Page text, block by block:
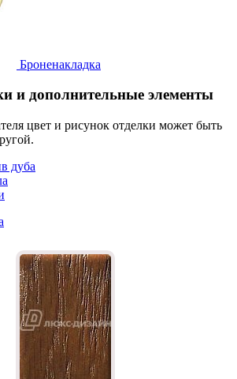
Броненакладка
и дополнительные элементы
цвет и рисунок отделки может быть
дуба